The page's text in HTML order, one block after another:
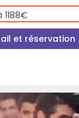
et réservation